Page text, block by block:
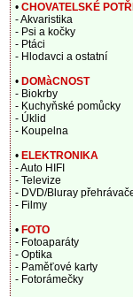
• CHOVATELSKÉ
- Akvaristika
- Psi a kočky
- Ptáci
- Hlodavci a ostatní
• DOMàCNOST
- Biokrby
- Kuchyňské pomůcky
- Úklid
- Koupelna
• ELEKTRONIKA
- Auto HIFI
- Televize
- DVD/Bluray
- Filmy
• FOTO
- Fotoaparáty
- Optika
- Paměťové karty
- Fotorámečky